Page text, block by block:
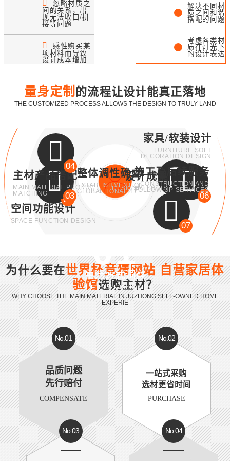
忽略材质之
间的关系，出
现无法收口/拼
接等问题
感性购买某
项材料而导致
设计成本增加
解决不同材
质之间和谐
搭配的问题
考虑各类材
质在灯光下
的设计表达
口落地处理
量身定制 的流程让设计能真正落地
THE CUSTOMIZED PROCESS ALLOWS THE DESIGN TO TRULY LAND
02
空间功能设计
SPACE FUNCTION DESIGN
03
整体调性确立
ESTABLISHMENT OF
GLOBAL TONALITY
04
主材产品搭配
MAIN MATERIAL PRODUCT
MATCHING
家具/软装设计
FURNITURE SOFT
DECORATION DESIGN
05
设计成果
DESIGNRESULTS
06
施工及后续服务
CONSTRUCTION AND
FOLLOW-UP SERVICES
07
01
生活方式洞察
LIFESTYLE INSIGHT
为什么要在世界杯竞猜网站 自营家居体
验馆选购主材？
WHY CHOOSE THE MAIN MATERIAL IN JUZHONG SELF-OWNED HOME
EXPERIE
No.01
品质问题
先行赔付
COMPENSATE
No.02
一站式采购
选材更省时间
PURCHASE
No.03 No.04